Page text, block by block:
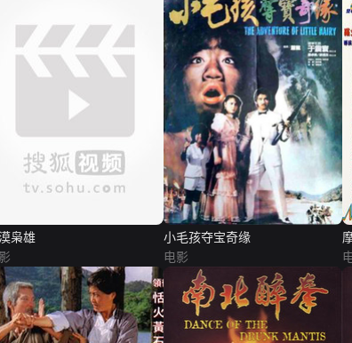
枭雄
小毛孩夺宝奇缘
电影